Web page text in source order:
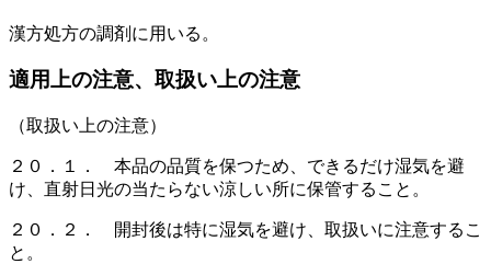
漢方処方の調剤に用いる。
適用上の注意、取扱い上の注意
（取扱い上の注意）
２０．１． 本品の品質を保つため、できるだけ湿気を避
け、直射日光の当たらない涼しい所に保管すること。
２０．２． 開封後は特に湿気を避け、取扱いに注意するこ
と。